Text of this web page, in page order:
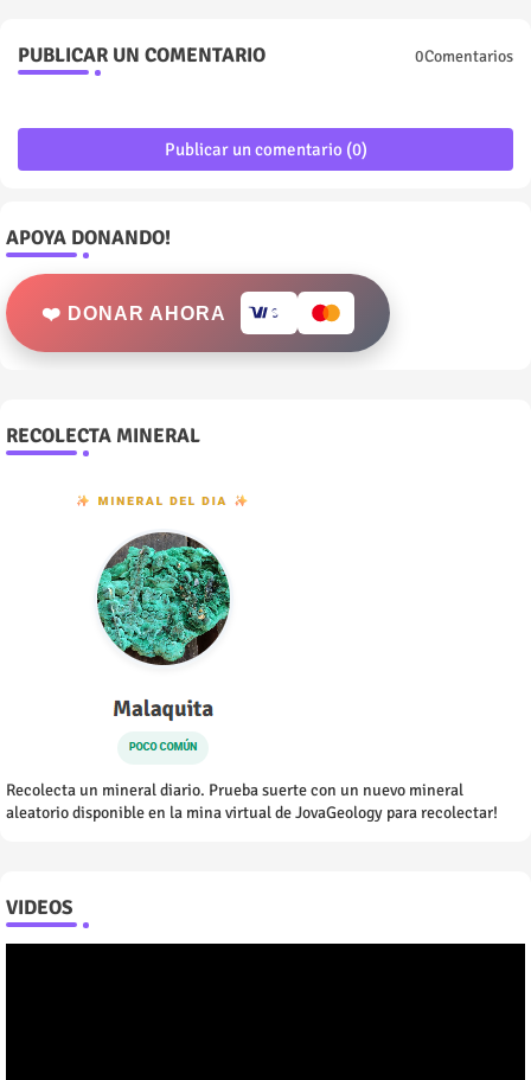
PUBLICAR UN COMENTARIO 0Comentarios
Publicar un comentario (0)
APOYA DONANDO!
❤️ DONAR AHORA
RECOLECTA MINERAL
Recolecta un mineral diario. Prueba suerte con un nuevo mineral
aleatorio disponible en la mina virtual de JovaGeology para recolectar!
VIDEOS